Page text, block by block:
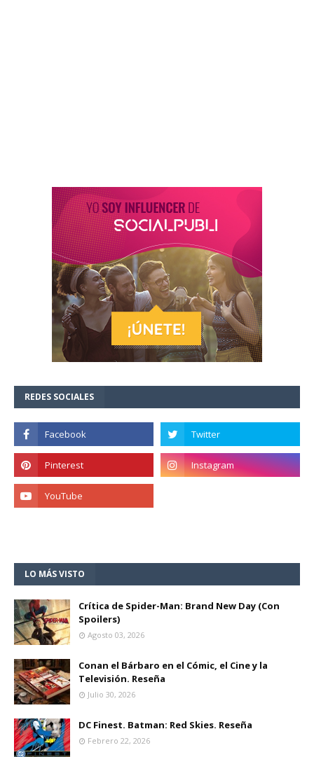
REDES SOCIALES
LO MÁS VISTO
Crítica de Spider-Man: Brand New Day (Con
Spoilers)
Agosto 03, 2026
Conan el Bárbaro en el Cómic, el Cine y la
Televisión. Reseña
Julio 30, 2026
DC Finest. Batman: Red Skies. Reseña
Febrero 22, 2026